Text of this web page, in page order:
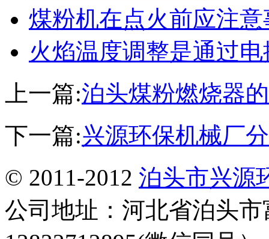
煤粉机在点火前应注意
火焰温度调整是通过
上一篇:泊头煤粉燃烧器
下一篇:兴源环保机械厂
© 2011-2012 泊头市兴源
公司地址：河北省泊头